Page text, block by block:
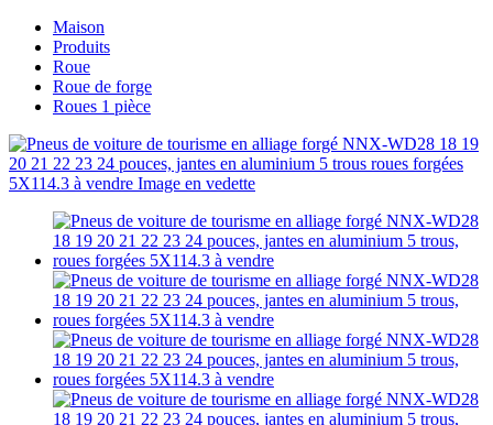
Maison
Produits
Roue
Roue de forge
Roues 1 pièce